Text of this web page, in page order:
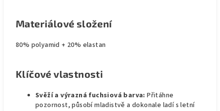
Materiálové složení
80% polyamid + 20% elastan
Klíčové vlastnosti
Svěží a výrazná fuchsiová barva:Přitáhne
pozornost, působí mladistvě a dokonale ladí s letní